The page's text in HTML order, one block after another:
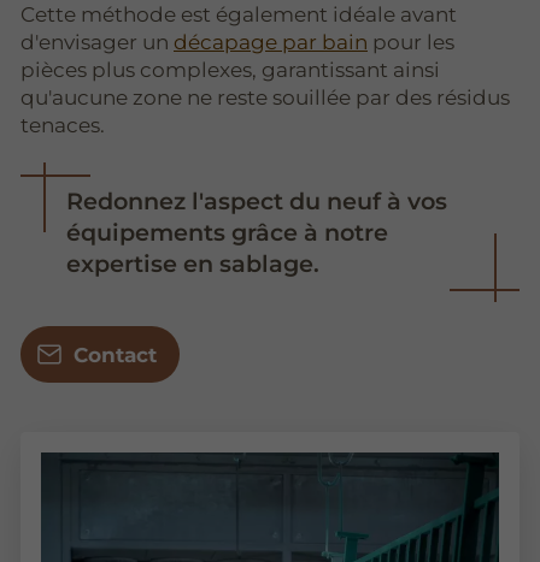
Cette méthode est également idéale avant
d'envisager un décapage par bain pour les
pièces plus complexes, garantissant ainsi
qu'aucune zone ne reste souillée par des résidus
tenaces.
Redonnez l'aspect du neuf à vos
équipements grâce à notre
expertise en sablage.
Contact